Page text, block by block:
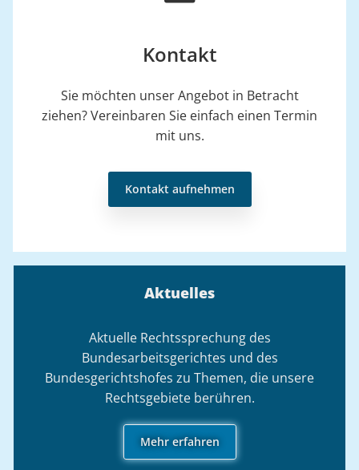
Kontakt
Sie möchten unser Angebot in Betracht
ziehen? Vereinbaren Sie einfach einen Termin
mit uns.
Kontakt aufnehmen
Aktuelles
Aktuelle Rechtssprechung des
Bundesarbeitsgerichtes und des
Bundesgerichtshofes zu Themen, die unsere
Rechtsgebiete berühren.
Mehr erfahren